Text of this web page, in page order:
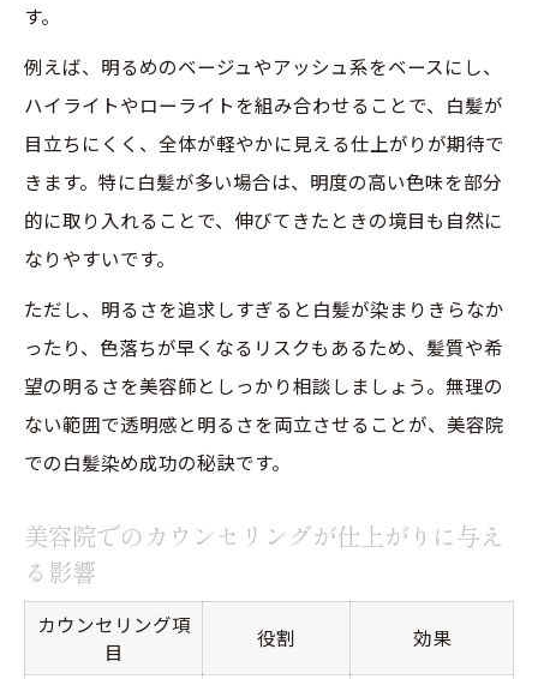
す。
例えば、明るめのベージュやアッシュ系をベースにし、
ハイライトやローライトを組み合わせることで、白髪が
目立ちにくく、全体が軽やかに見える仕上がりが期待で
きます。特に白髪が多い場合は、明度の高い色味を部分
的に取り入れることで、伸びてきたときの境目も自然に
なりやすいです。
ただし、明るさを追求しすぎると白髪が染まりきらなか
ったり、色落ちが早くなるリスクもあるため、髪質や希
望の明るさを美容師としっかり相談しましょう。無理の
ない範囲で透明感と明るさを両立させることが、美容院
での白髪染め成功の秘訣です。
美容院でのカウンセリングが仕上がりに与え
る影響
カウンセリング項
目
役割 効果